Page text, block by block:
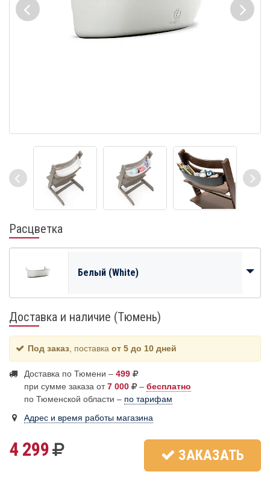
Расцветка
Белый (White)
Доставка и наличие (Тюмень)
Под заказ , поставка от 5 до 10 дней
Доставка по Тюмени – 499
при сумме заказа от7 000 – бесплатно
по Тюменской области – по тарифам
Адрес и время работы магазина
4 299 ЗАКАЗАТЬ